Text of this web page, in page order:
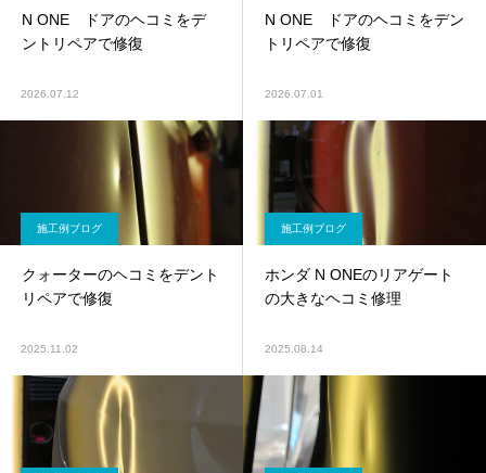
N ONE ドアのヘコミをデ
ントリペアで修復
2026.07.12
N ONE ドアのヘコミをデン
トリペアで修復
2026.07.01
施工例ブログ
クォーターのヘコミをデント
リペアで修復
2025.11.02
施工例ブログ
ホンダ N ONEのリアゲート
の大きなヘコミ修理
2025.08.14